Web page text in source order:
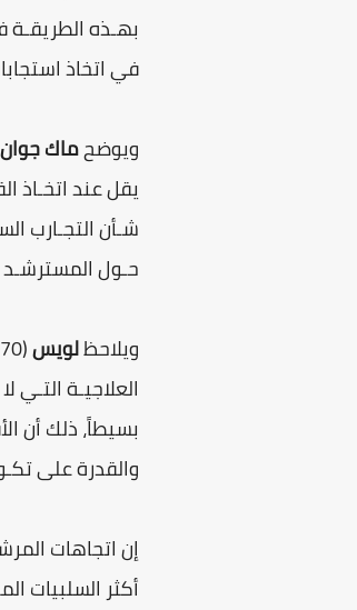
بهـذه
في اتخاذ
ويوضحماك جوان
يقل عند اتخـاذ
شـأن التجـارب
حـول المسترشـد
ويلاحظلويس
العلاجيـة
بسيطاً، ذلك أن
والقدرة على
إن اتجاهات
أكثر السلبيات